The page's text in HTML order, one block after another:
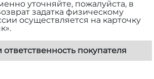
уточняйте, пожалуйста, в
задатка физическому
осуществляется на карточку
покупателя